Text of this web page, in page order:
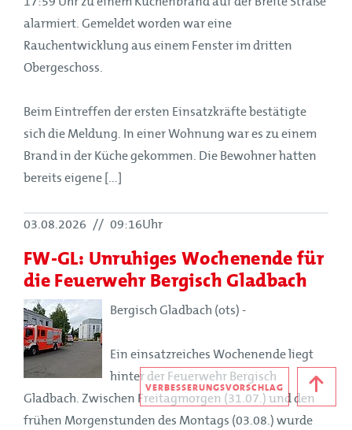
alarmiert. Gemeldet worden war eine
Rauchentwicklung aus einem Fenster im dritten
Obergeschoss.
Beim Eintreffen der ersten Einsatzkräfte bestätigte
sich die Meldung. In einer Wohnung war es zu einem
Brand in der Küche gekommen. Die Bewohner hatten
bereits eigene [...]
03.08.2026 // 09:16Uhr
FW-GL: Unruhiges Wochenende für
die Feuerwehr Bergisch Gladbach
Bergisch Gladbach (ots) -
Ein einsatzreiches Wochenende liegt
hinter der Feuerwehr Bergisch
Gladbach. Zwischen Freitagmorgen (31.07.) und den
frühen Morgenstunden des Montags (03.08.) wurde
VERBESSERUNGSVORSCHLAG